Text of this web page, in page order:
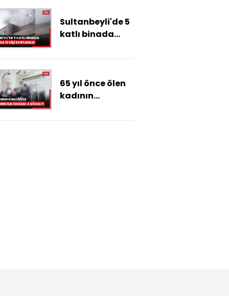
Sultanbeyli'de 5
katlı binada
pazarı: 12 kişi
65 yıl önce ölen
kadının
dolandırıcılık